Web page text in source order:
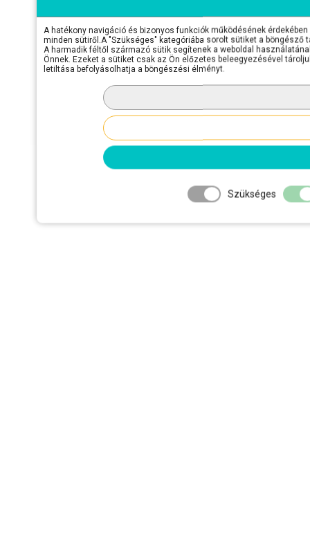
A hatékony navigáció és bizonyos funkciók működésének
minden sütiről.A "Szükséges" kategóriába sorolt sütiket a
A harmadik féltől származó sütik segítenek a weboldal
Önnek. Ezeket a sütiket csak az Ön előzetes beleegyezésével
letiltása befolyásolhatja a böngészési élményt.
Szükséges